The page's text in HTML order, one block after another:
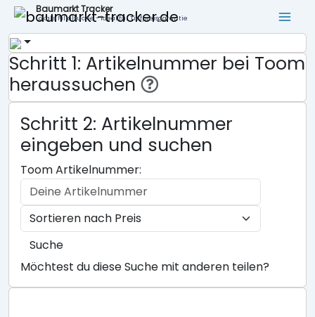
Baumarkt Tracker
Lokale Filialsuche - ideal für Tiefpreisgarantie
Schritt 1: Artikelnummer bei Toom
heraussuchen
Schritt 2: Artikelnummer
eingeben und suchen
Toom Artikelnummer:
Suche
Möchtest du diese Suche mit anderen teilen?